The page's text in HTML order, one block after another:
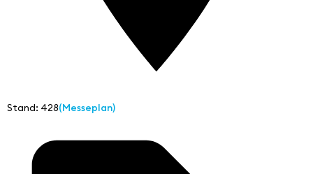
Stand: 428(Messeplan)